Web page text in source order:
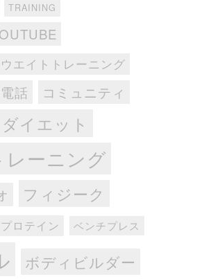
TRAINING
ウエイトトレーニング
話 コミュニティ
ダイエット
レーニング
フィジーク
プロテイン ベンチプレス
ボディビルダー